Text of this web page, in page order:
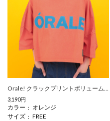
3,190円
カラー
オレンジ
サイズ
FREE